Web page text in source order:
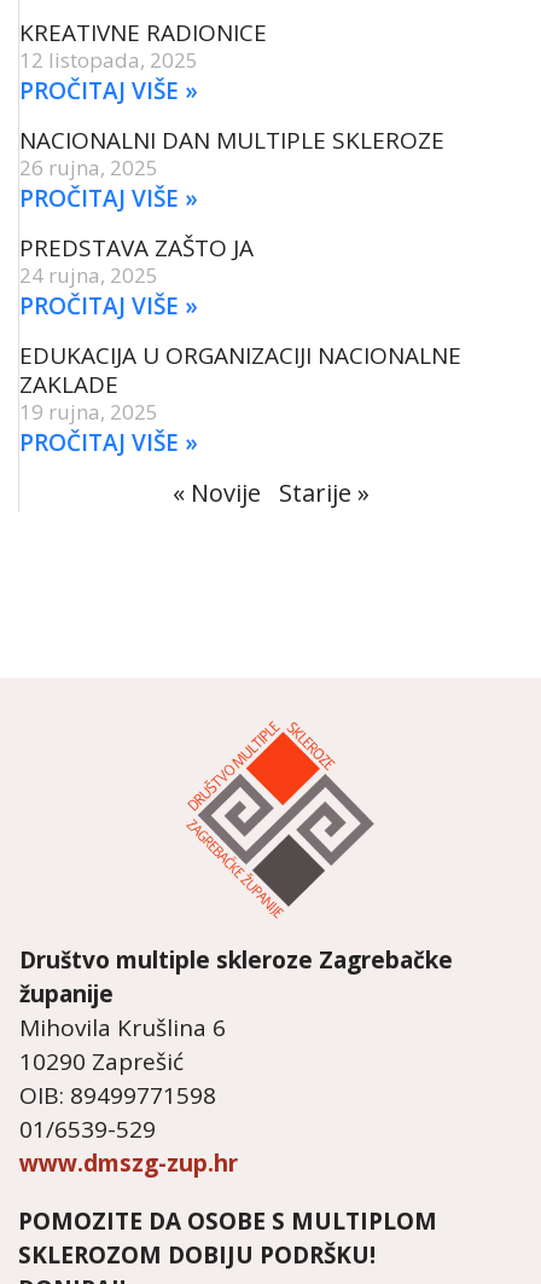
KREATIVNE RADIONICE
12 listopada, 2025
PROČITAJ VIŠE »
NACIONALNI DAN MULTIPLE SKLEROZE
26 rujna, 2025
PROČITAJ VIŠE »
PREDSTAVA ZAŠTO JA
24 rujna, 2025
PROČITAJ VIŠE »
EDUKACIJA U ORGANIZACIJI NACIONALNE
ZAKLADE
19 rujna, 2025
PROČITAJ VIŠE »
« Novije Starije »
Društvo multiple skleroze Zagrebačke
županije
Mihovila Krušlina 6
10290 Zaprešić
OIB: 89499771598
01/6539-529
www.dmszg-zup.hr
POMOZITE DA OSOBE S MULTIPLOM
SKLEROZOM DOBIJU PODRŠKU!